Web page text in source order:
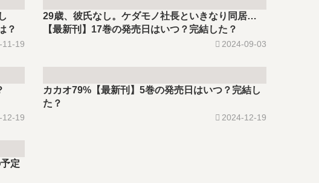
？
11-19
29歳、彼氏なし。ケダモノ社長といきなり同居…
【最新刊】17巻の発売日はいつ？完結した？
2024-09-03
12-19
カカオ79%【最新刊】5巻の発売日はいつ？完結し
た？
2024-12-19
定